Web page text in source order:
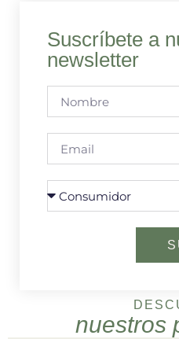
Suscríbete a
newsletter
nuestros